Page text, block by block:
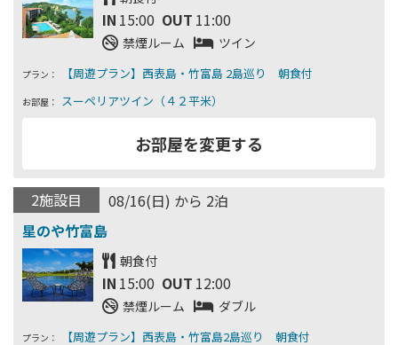
IN 15:00 OUT 11:00
禁煙ルーム ツイン
プラン：
お部屋：
2施設目 08/16(日) から 2泊
朝食付
IN 15:00 OUT 12:00
禁煙ルーム ダブル
プラン：